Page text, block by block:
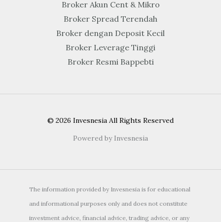
Broker Akun Cent & Mikro
Broker Spread Terendah
Broker dengan Deposit Kecil
Broker Leverage Tinggi
Broker Resmi Bappebti
© 2026 Invesnesia All Rights Reserved
Powered by Invesnesia
The information provided by Invesnesia is for educational
and informational purposes only and does not constitute
investment advice, financial advice, trading advice, or any